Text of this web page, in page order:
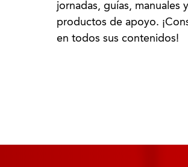
jornadas, guías,
productos de apoyo.
en todos sus contenidos!